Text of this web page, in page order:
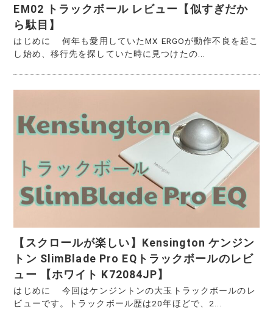
EM02 トラックボール レビュー【似すぎだか
ら駄目】
はじめに 何年も愛用していたMX ERGOが動作不良を起こ
し始め、移行先を探していた時に見つけたの...
【スクロールが楽しい】Kensington ケンジン
トン SlimBlade Pro EQトラックボールのレビ
ュー 【ホワイト K72084JP】
はじめに 今回はケンジントンの大玉トラックボールのレ
ビューです。トラックボール歴は20年ほどで、2...